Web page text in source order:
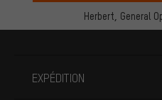
Herbert, General
EXPÉDITION